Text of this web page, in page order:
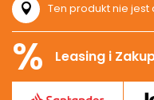
Ten produkt nie
% Leasing i